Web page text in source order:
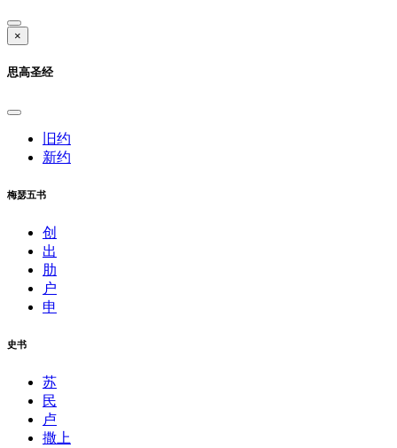
×
思高圣经
旧约
新约
梅瑟五书
创
出
肋
户
申
史书
苏
民
卢
撒上